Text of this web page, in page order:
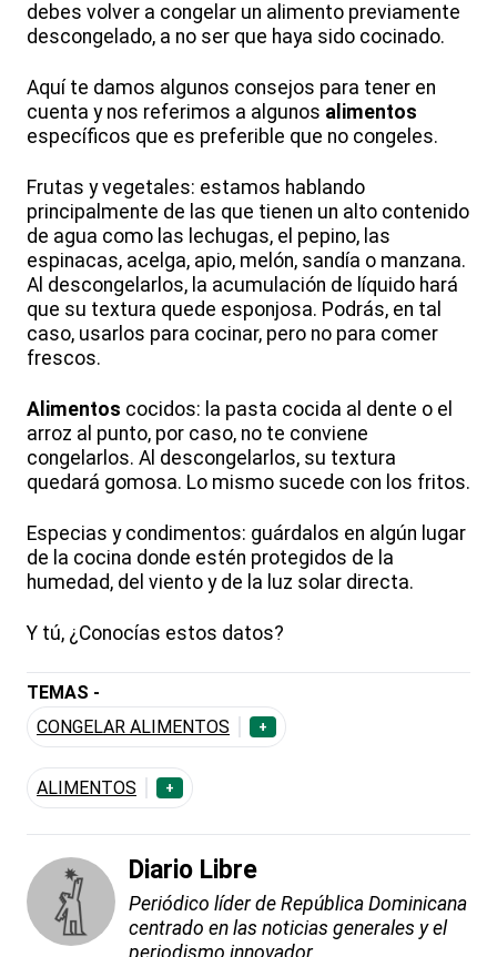
debes volver a congelar un alimento previamente
descongelado, a no ser que haya sido cocinado.
Aquí te damos algunos consejos para tener en
cuenta y nos referimos a algunos alimentos
específicos que es preferible que no congeles.
Frutas y vegetales: estamos hablando
principalmente de las que tienen un alto contenido
de agua como las lechugas, el pepino, las
espinacas, acelga, apio, melón, sandía o manzana.
Al descongelarlos, la acumulación de líquido hará
que su textura quede esponjosa. Podrás, en tal
caso, usarlos para cocinar, pero no para comer
frescos.
Alimentos cocidos: la pasta cocida al dente o el
arroz al punto, por caso, no te conviene
congelarlos. Al descongelarlos, su textura
quedará gomosa. Lo mismo sucede con los fritos.
Especias y condimentos: guárdalos en algún lugar
de la cocina donde estén protegidos de la
humedad, del viento y de la luz solar directa.
Y tú, ¿Conocías estos datos?
TEMAS -
CONGELAR ALIMENTOS
+
ALIMENTOS +
Diario Libre
Periódico líder de República Dominicana
centrado en las noticias generales y el